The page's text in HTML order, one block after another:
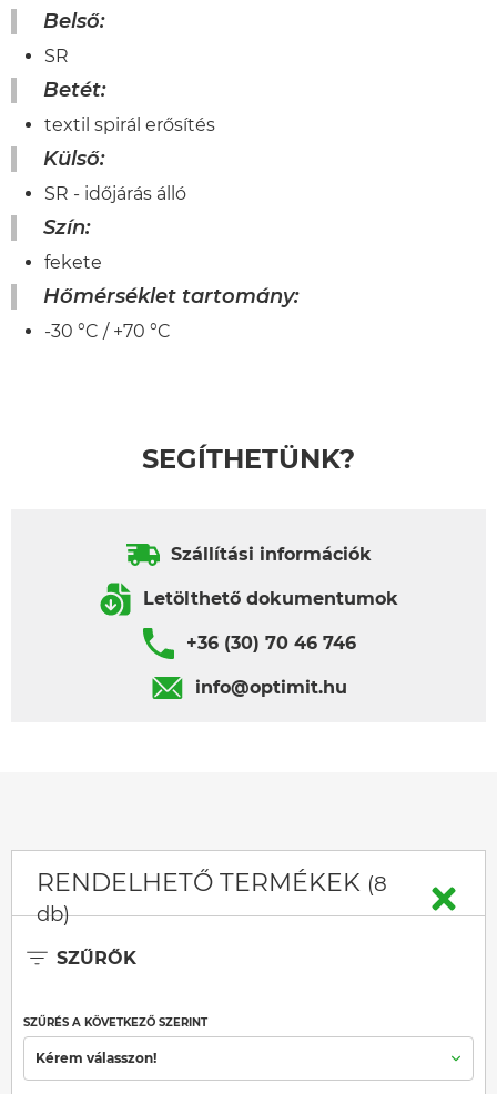
Belső:
SR
Betét:
textil spirál erősítés
Külső:
SR - időjárás álló
Szín:
fekete
Hőmérséklet tartomány:
-30 °C / +70 °C
SEGÍTHETÜNK?
Szállítási információk
Letölthető dokumentumok
+36 (30) 70 46 746
info@optimit.hu
RENDELHETŐ TERMÉKEK (8
db)
SZŰRŐK
SZŰRÉS A KÖVETKEZŐ SZERINT
Kérem válasszon!